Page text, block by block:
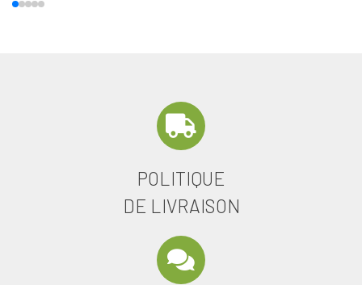
POLITIQUE
DE LIVRAISON